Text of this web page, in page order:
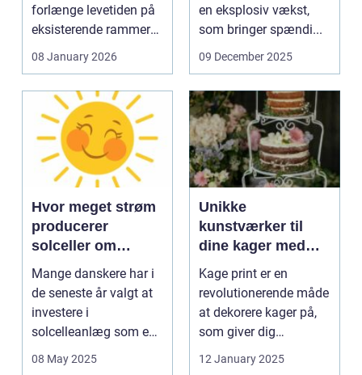
forlænge levetiden på
eksisterende rammer
og glas med ...
08 January 2026
en eksplosiv vækst,
som bringer spændi...
09 December 2025
Hvor meget strøm
producerer
solceller om
vinteren?
Mange danskere har i
de seneste år valgt at
investere i
solcelleanlæg som en
bæred...
08 May 2025
Unikke
kunstværker til
dine kager med
kage print
Kage print er en
revolutionerende måde
at dekorere kager på,
som giver dig
mulighed for ...
12 January 2025